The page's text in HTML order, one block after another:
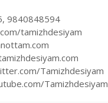
9840848594
tamizhdesiyam
Tamizhdesiyam
Tamizhdesiyam